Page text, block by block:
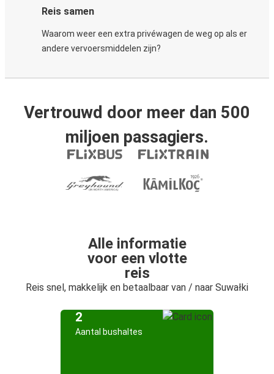
Reis samen
Waarom weer een extra privéwagen de weg op als er
andere vervoersmiddelen zijn?
Vertrouwd door meer dan 500
miljoen passagiers.
Alle informatie
voor een vlotte
reis
Reis snel, makkelijk en betaalbaar van / naar Suwałki
2
Aantal bushaltes